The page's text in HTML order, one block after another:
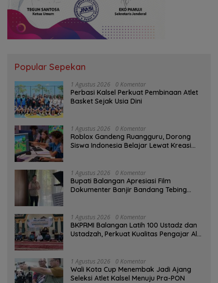
Popular Sepekan
1 Agustus 2026 0 Komentar
Perbasi Kalsel Perkuat Pembinaan Atlet
Basket Sejak Usia Dini
1 Agustus 2026 0 Komentar
Roblox Gandeng Ruangguru, Dorong
Siswa Indonesia Belajar Lewat Kreasi
1 Agustus 2026 0 Komentar
Bupati Balangan Apresiasi Film
Dokumenter Banjir Bandang Tebing
1 Agustus 2026 0 Komentar
BKPRMI Balangan Latih 100 Ustadz dan
Ustadzah, Perkuat Kualitas Pengajar Al-
1 Agustus 2026 0 Komentar
Wali Kota Cup Menembak Jadi Ajang
Seleksi Atlet Kalsel Menuju Pra-PON